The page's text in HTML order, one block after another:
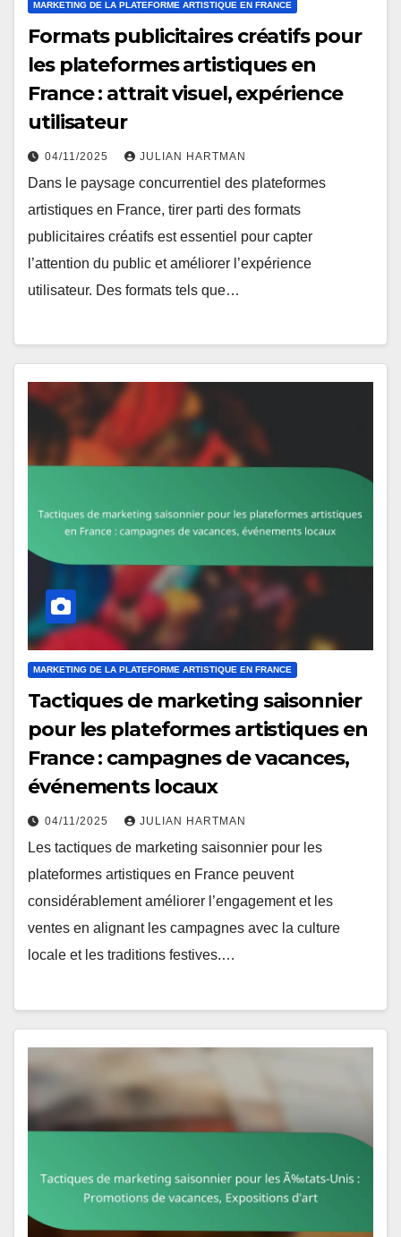
MARKETING DE LA PLATEFORME ARTISTIQUE EN FRANCE
Formats publicitaires créatifs pour
les plateformes artistiques en
France : attrait visuel, expérience
utilisateur
04/11/2025 JULIAN HARTMAN
Dans le paysage concurrentiel des plateformes
artistiques en France, tirer parti des formats
publicitaires créatifs est essentiel pour capter
l’attention du public et améliorer l’expérience
utilisateur. Des formats tels que…
MARKETING DE LA PLATEFORME ARTISTIQUE EN FRANCE
Tactiques de marketing saisonnier
pour les plateformes artistiques en
France : campagnes de vacances,
événements locaux
04/11/2025 JULIAN HARTMAN
Les tactiques de marketing saisonnier pour les
plateformes artistiques en France peuvent
considérablement améliorer l’engagement et les
ventes en alignant les campagnes avec la culture
locale et les traditions festives.…